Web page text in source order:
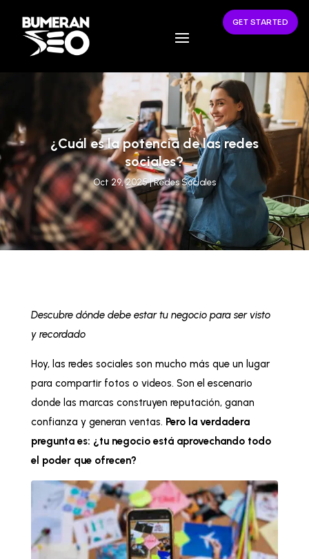
GET STARTED
¿Cuál es la potencia de las redes
sociales?
Oct 29, 2025|Redes Sociales
Descubre dónde debe estar tu negocio para ser visto
y recordado
Hoy, las redes sociales son mucho más que un lugar
para compartir fotos o videos. Son el escenario
donde las marcas construyen reputación, ganan
confianza y generan ventas. Pero la verdadera
pregunta es: ¿tu negocio está aprovechando todo
el poder que ofrecen?